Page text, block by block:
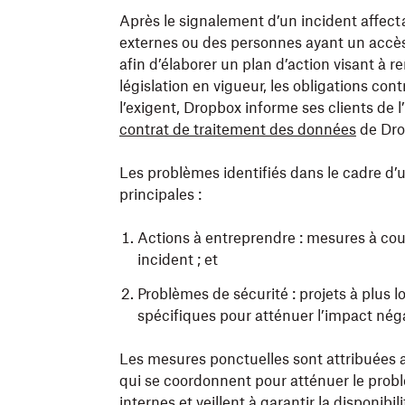
Après le signalement d’un incident
externes ou des personnes ayant un
afin d’élaborer un plan d’action visant à
législation en vigueur, les obligations
l’exigent, Dropbox informe ses clients
contrat de traitement des données de
Les problèmes identifiés dans le cadre
principales :
Actions à entreprendre : mesures à
incident ; et
Problèmes de sécurité : projets à plus
spécifiques pour atténuer l’impact
Les mesures ponctuelles sont attribuées
qui se coordonnent pour atténuer le